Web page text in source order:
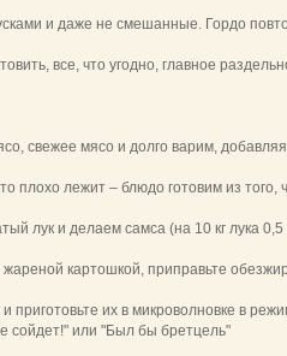
и даже не смешанные. Гордо
все, что угодно, главное
свежее мясо и долго варим,
плохо лежит – блюдо готовим из того,
лук и делаем самса (на 10 кг лука 0,5
картошкой, приправьте
их в микроволновке в
сойдет!" или "Был бы бретцель"